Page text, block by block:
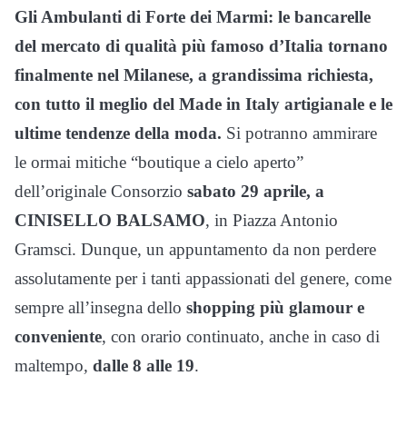
Gli Ambulanti di Forte dei Marmi: le bancarelle
del mercato di qualità più famoso d’Italia tornano
finalmente nel Milanese, a grandissima richiesta,
con tutto il meglio del Made in Italy artigianale e le
ultime tendenze della moda. Si potranno ammirare
le ormai mitiche “boutique a cielo aperto”
dell’originale Consorzio sabato 29 aprile, a
CINISELLO BALSAMO, in Piazza Antonio
Gramsci. Dunque, un appuntamento da non perdere
assolutamente per i tanti appassionati del genere, come
sempre all’insegna dello shopping più glamour e
conveniente, con orario continuato, anche in caso di
maltempo, dalle 8 alle 19.